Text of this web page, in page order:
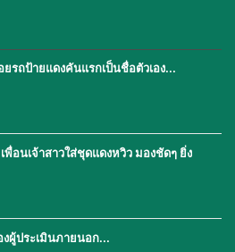
ยรถป้ายแดงคันแรกเป็นชื่อตัวเอง…
พื่อนเจ้าสาวใส่ชุดแดงหวิว มองชัดๆ ยิ่ง
งผู้ประเมินภายนอก…